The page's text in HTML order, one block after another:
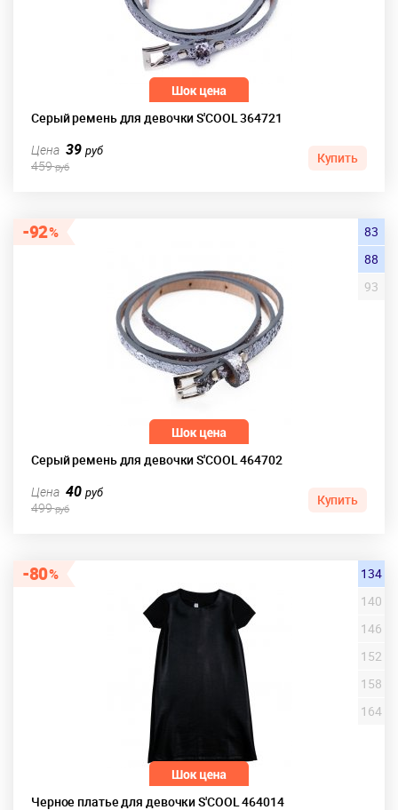
Серый ремень для девочки S'COOL 364721
Цена 39руб
459руб
Купить
92
Серый ремень для девочки S'COOL 464702
83
88
93
Цена 40руб
499руб
Купить
80
Черное платье для девочки S'COOL 464014
134
140
146
152
158
164